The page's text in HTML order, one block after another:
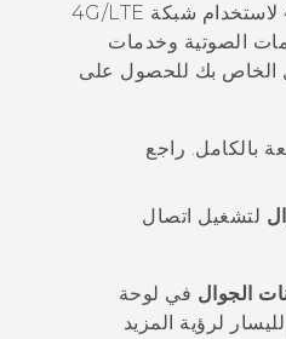
لاستخدام شبكة 4G/ LTE
الصوتية وخدمات
الخاص بك للحصول على
بالكامل. راجع
لتشغيل اتصال
الجوال في لوحة
لرؤية المزيد